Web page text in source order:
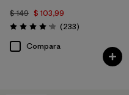
$ 149 $ 103,99
Valoración: 4.2 / 5
(233Comentarios
)
Compara